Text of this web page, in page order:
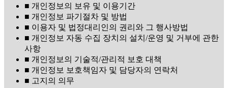
■ 개인정보의 보유 및 이용기간
■ 개인정보 파기절차 및 방법
■ 이용자 및 법정대리인의 권리와 그 행사방법
■ 개인정보 자동 수집 장치의 설치/운영 및 거부에 관한
사항
■ 개인정보의 기술적/관리적 보호 대책
■ 개인정보 보호책임자 및 담당자의 연락처
■ 고지의 의무